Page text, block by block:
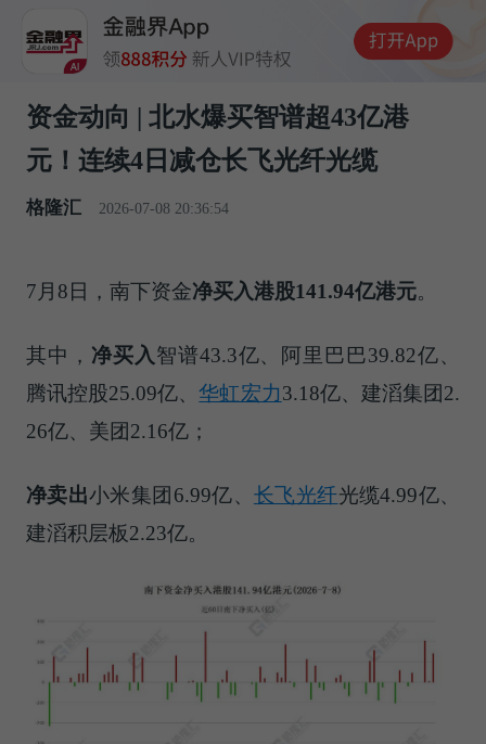
资金动向 | 北水爆买智谱超43亿港
元！连续4日减仓长飞光纤光缆
格隆汇 2026-07-08 20:36:54
7月8日，南下资金净买入港股141.94亿港元。
其中， 净买入 智谱43.3亿、阿里巴巴39.82亿、
腾讯控股25.09亿、华虹宏力3.18亿、建滔集团2.
26亿、美团2.16亿；
净卖出小米集团6.99亿、 长飞光纤光缆4.99亿、
建滔积层板2.23亿。